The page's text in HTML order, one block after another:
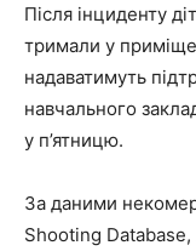
Після інциденту
тримали у
надаватимуть
навчального
у п’ятницю.
За даними
Shooting Database,